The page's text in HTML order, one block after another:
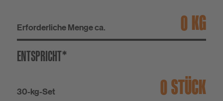
Erforderliche Menge ca. KG
ENTSPRICHT*
30-kg-Set STÜCK